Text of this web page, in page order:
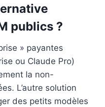
publics ?
» payantes
ou Claude Pro)
la non-
L’autre solution
des petits modèles